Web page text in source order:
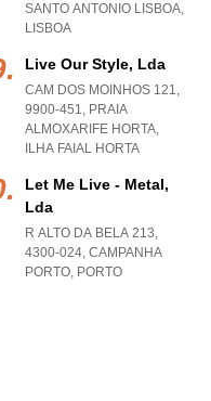
SANTO ANTONIO LISBOA,
LISBOA
Live Our Style, Lda
CAM DOS MOINHOS 121,
9900-451, PRAIA
ALMOXARIFE HORTA,
ILHA FAIAL HORTA
Let Me Live - Metal,
Lda
R ALTO DA BELA 213,
4300-024, CAMPANHA
PORTO, PORTO